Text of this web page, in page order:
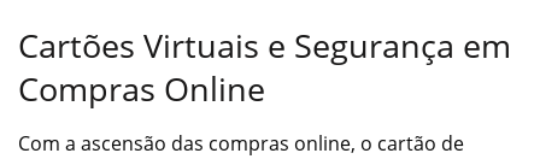
Cartões Virtuais e Segurança em
Compras Online
Com a ascensão das compras online, o cartão de